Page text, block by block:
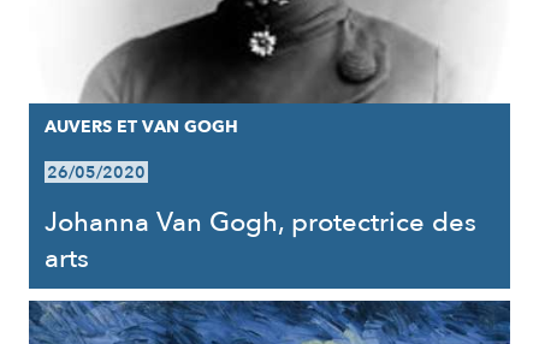
AUVERS ET VAN GOGH
26/05/2020
Johanna Van Gogh, protectrice des
arts